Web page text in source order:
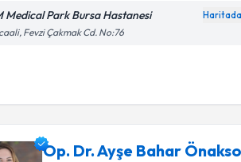
Medical Park Bursa Hastanesi
Fevzi Çakmak Cd. No:76
Op. Dr. Ayşe Bahar